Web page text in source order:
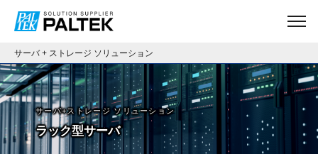
サーバ + ストレージ ソリューション
サーバ+ストレージ ソリューション
ラック型サーバ